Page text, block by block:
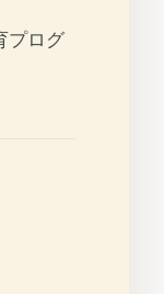
プログ